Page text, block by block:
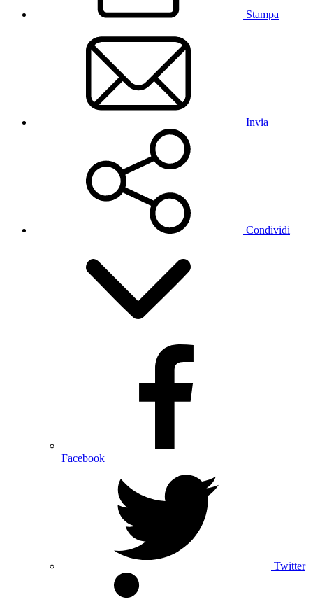
Stampa
Invia
Condividi
Facebook
Twitter